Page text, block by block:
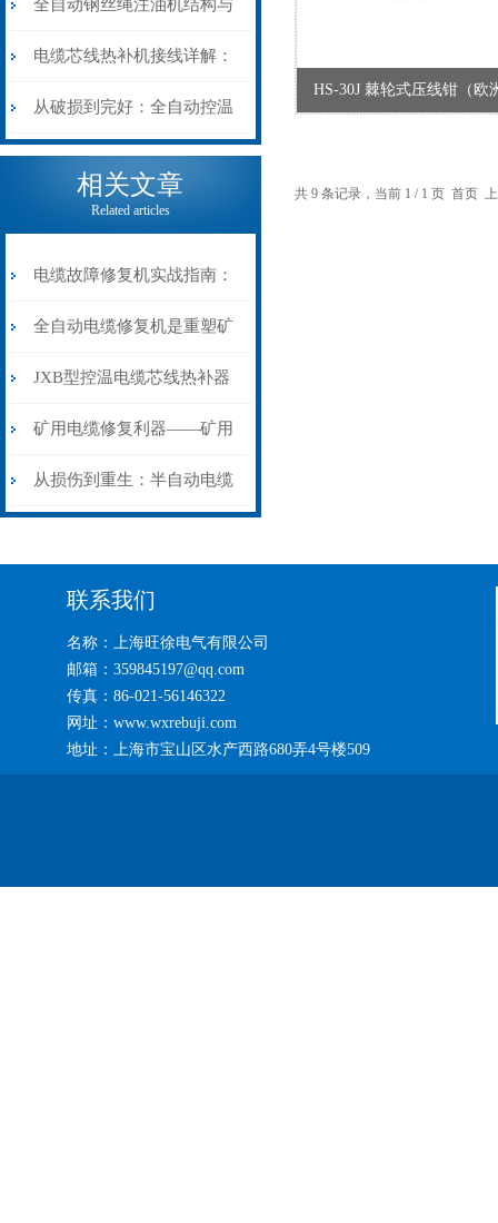
断逻辑
辑
全自动钢丝绳注油机结构与
工作原理：揭秘高效润滑的
机械密码
电缆芯线热补机接线详解：
从入门到精通
从破损到完好：全自动控温
电缆热补机的核心价值
相关文章
Related articles
电缆故障修复机实战指南：
从“盲测”到“精确定点”的三
步作业法
全自动电缆修复机是重塑矿
山电力动脉的“智能外科医
生”
JXB型控温电缆芯线热补器
安装与接线：精准修复的工
艺基石
矿用电缆修复利器——矿用
电缆热补机智能控温，安全
从损伤到重生：半自动电缆
HS-30J 棘轮式压线钳（欧
共 9 条记录，当前 1 / 1 页 首页
联系我们
名称：上海旺徐电气有限公司
邮箱：359845197@qq.com
传真：86-021-56146322
网址：www.wxrebuji.com
地址：上海市宝山区水产西路680弄4号楼509